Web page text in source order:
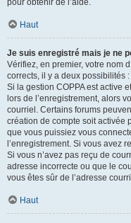
pour obtenir de l’aide.
Haut
Je suis enregistré mais je ne
Vérifiez, en premier, votre nom
corrects, il y a deux possibilités :
Si la gestion COPPA est active
lors de l’enregistrement, alors
courriel. Certains forums
création de compte soit activée
que vous puissiez vous
l’enregistrement. Si vous avez
Si vous n’avez pas reçu de
adresse incorrecte ou que le
vous êtes sûr de l’adresse
Haut